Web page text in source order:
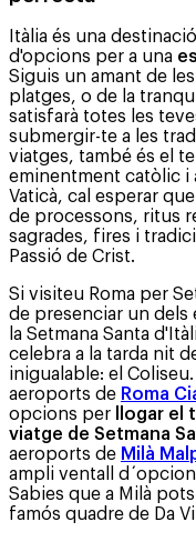
Itàlia és una
d'opcions per a una
Siguis un amant de
platges, o de la
satisfarà totes les
submergir-te a les
viatges, també és el
eminentment catòlic i
Vaticà, cal esperar
de processons, ritus
sagrades, fires i
Passió de Crist.
Si visiteu Roma per
de presenciar un dels
la Setmana Santa
celebra a la tarda nit
inigualable: el
aeroports de Roma
opcions per
llogar el
viatge de Setmana
aeroports de Milà
ampli ventall
Sabies que a Milà
famós quadre de Da